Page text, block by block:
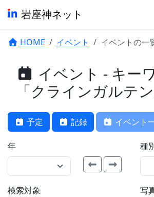
岩座神ネット
HOME イベント イベントの一
イベント - キー
「クラインガルテン
予定 記録 イベント
年 種
検索対象
写